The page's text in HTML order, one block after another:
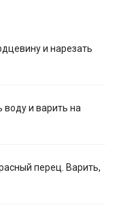
и нарезать
воду и варить на
перец. Варить,